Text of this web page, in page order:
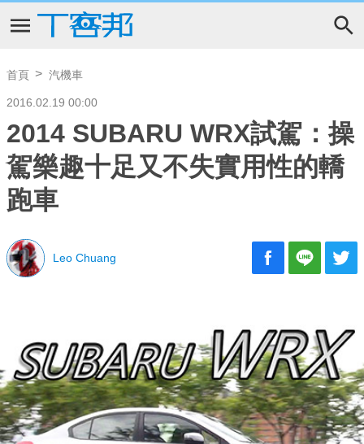
首頁 汽機車
2016.02.19 00:00
2014 SUBARU WRX試駕：操
駕樂趣十足又不失實用性的轎
跑車
Leo Chuang